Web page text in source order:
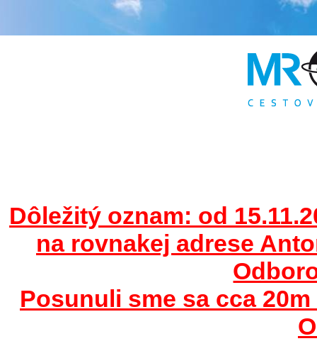
Dôležitý oznam: od
na rovnakej adrese
Posunuli sme sa cca